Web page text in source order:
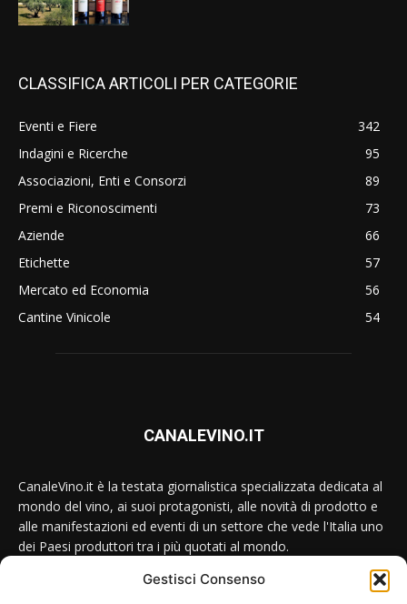
Gestisci Consenso
CLASSIFICA ARTICOLI PER CATEGORIE
Eventi e Fiere
342
Indagini e Ricerche
95
Associazioni, Enti e Consorzi
89
Premi e Riconoscimenti
73
Aziende
66
Etichette
57
Mercato ed Economia
56
Cantine Vinicole
54
CANALEVINO.IT
CanaleVino.it è la testata giornalistica specializzata dedicata al
mondo del vino, ai suoi protagonisti, alle novità di prodotto e
alle manifestazioni ed eventi di un settore che vede l'Italia uno
dei Paesi produttori tra i più quotati al mondo.
redazione@canalevino.it